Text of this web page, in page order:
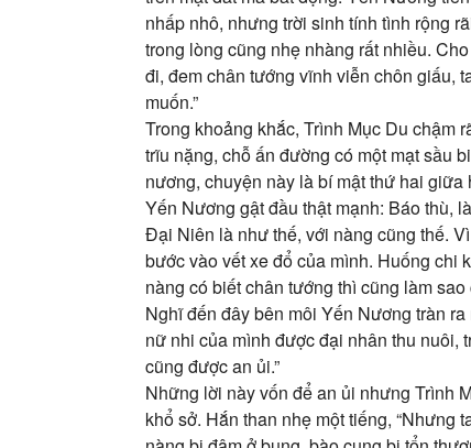
nhấp nhô, nhưng trời sinh tính tình rộng
trong lòng cũng nhẹ nhàng rất nhiều.
đi, đem chân tướng vĩnh viễn chôn giấu,
muốn.”
Trong khoảng khắc, Trình Mục Du chậm
trĩu nặng, chỗ ấn đường có một mạt sầu
nương, chuyện này là bí mật thứ hai giữa
Yến Nương gật đầu thật mạnh: Báo thù,
Đại Niên là như thế, với nàng cũng thế.
bước vào vết xe đổ của mình. Huống chi
nàng có biết chân tướng thì cũng làm sao
Nghĩ đến đây bên môi Yến Nương tràn
nữ nhi của mình được đại nhân thu nuôi,
cũng được an ủi.”
Những lời này vốn để an ủi nhưng Trình
khổ sở. Hắn than nhẹ một tiếng, “Nhưng